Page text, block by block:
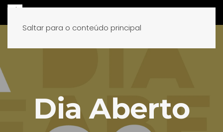
Saltar para o conteúdo principal
Dia Aberto